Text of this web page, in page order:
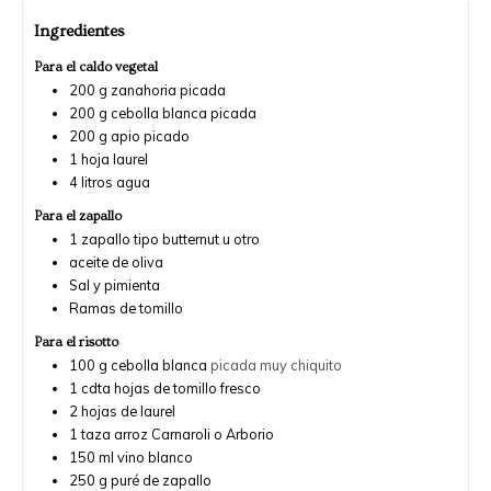
Ingredientes
Para el caldo vegetal
200 g zanahoria picada
200 g cebolla blanca picada
200 g apio picado
1 hoja laurel
4litros agua
Para el zapallo
1 zapallo tipo butternut u otro
aceite de oliva
Sal y pimienta
Ramas de tomillo
Para el risotto
100 g cebolla blanca picada muy chiquito
1 cdta hojas de tomillo fresco
2hojas de laurel
1 taza arroz Carnaroli o Arborio
150 ml vino blanco
250 g puré de zapallo